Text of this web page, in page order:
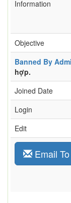
Information
Objective
Banned By
hợp.
Joined Date
Login
Edit
Email